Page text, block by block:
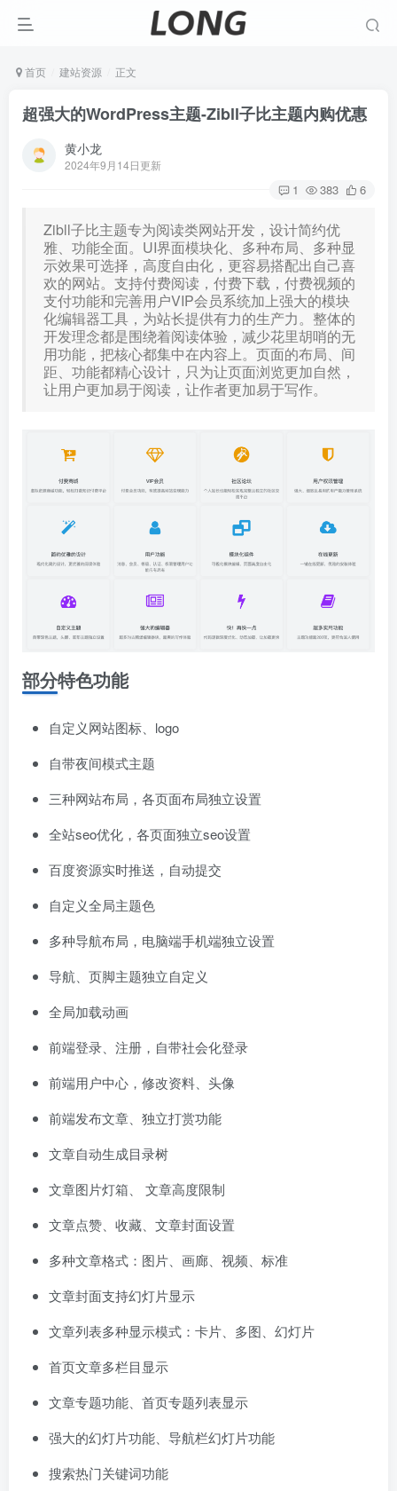
首页 建站资源 正文
超强大的WordPress主题-Zibll子比主题内购优惠
黄小龙
2024年9月14日更新
1 383 6
Zibll子比主题专为阅读类网站开发，设计简约优
雅、功能全面。UI界面模块化、多种布局、多种显
示效果可选择，高度自由化，更容易搭配出自己喜
欢的网站。支持付费阅读，付费下载，付费视频的
支付功能和完善用户VIP会员系统加上强大的模块
化编辑器工具，为站长提供有力的生产力。整体的
开发理念都是围绕着阅读体验，减少花里胡哨的无
用功能，把核心都集中在内容上。页面的布局、间
距、功能都精心设计，只为让页面浏览更加自然，
让用户更加易于阅读，让作者更加易于写作。
部分特色功能
自定义网站图标、logo
自带夜间模式主题
三种网站布局，各页面布局独立设置
全站seo优化，各页面独立seo设置
百度资源实时推送，自动提交
自定义全局主题色
多种导航布局，电脑端手机端独立设置
导航、页脚主题独立自定义
全局加载动画
前端登录、注册，自带社会化登录
前端用户中心，修改资料、头像
前端发布文章、独立打赏功能
文章自动生成目录树
文章图片灯箱、 文章高度限制
文章点赞、收藏、文章封面设置
多种文章格式：图片、画廊、视频、标准
文章封面支持幻灯片显示
文章列表多种显示模式：卡片、多图、幻灯片
首页文章多栏目显示
文章专题功能、首页专题列表显示
强大的幻灯片功能、导航栏幻灯片功能
搜索热门关键词功能